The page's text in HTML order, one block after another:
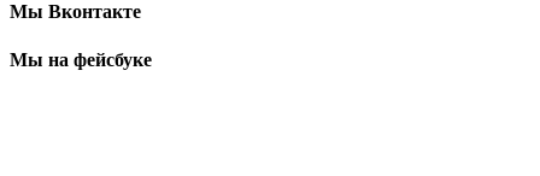
Мы Вконтакте
Мы на фейсбуке